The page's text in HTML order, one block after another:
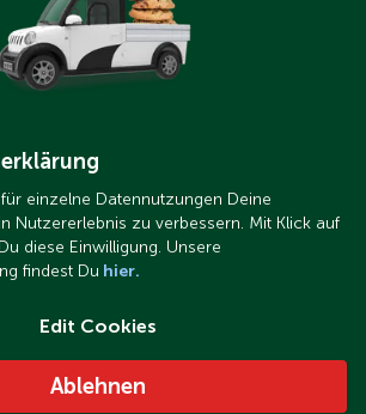
einzelne Datennutzungen Deine
Nutzererlebnis zu verbessern. Mit Klick auf
diese Einwilligung. Unsere
findest Du hier.
Edit Cookies
Ablehnen